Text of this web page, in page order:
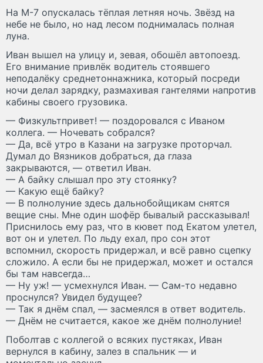
На М-7 опускалась тёплая летняя ночь. Звёзд на
небе не было, но над лесом поднималась полная
луна.
Иван вышел на улицу и, зевая, обошёл автопоезд.
Его внимание привлёк водитель стоявшего
неподалёку среднетоннажника, который посреди
ночи делал зарядку, размахивая гантелями напротив
кабины своего грузовика.
— Физкультпривет! — поздоровался с Иваном
коллега. — Ночевать собрался?
— Да, всё утро в Казани на загрузке проторчал.
Думал до Вязников добраться, да глаза
закрываются, — ответил Иван.
— А байку слышал про эту стоянку?
— Какую ещё байку?
— В полнолуние здесь дальнобойщикам снятся
вещие сны. Мне один шофёр бывалый рассказывал!
Приснилось ему раз, что в кювет под Екатом улетел,
вот он и улетел. По льду ехал, про сон этот
вспомнил, скорость придержал, и всё равно сцепку
сложило. А если бы не придержал, может и остался
бы там навсегда…
— Ну уж! — усмехнулся Иван. — Сам-то недавно
проснулся? Увидел будущее?
— Так я днём спал, — засмеялся в ответ водитель.
— Днём не считается, какое же днём полнолуние!
Поболтав с коллегой о всяких пустяках, Иван
вернулся в кабину, залез в спальник — и